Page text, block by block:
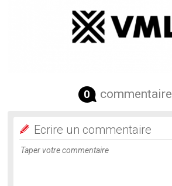
0 commentaire
Ecrire un commentaire